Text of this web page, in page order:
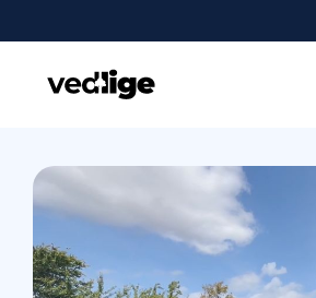
Forside
Udførte opgaver